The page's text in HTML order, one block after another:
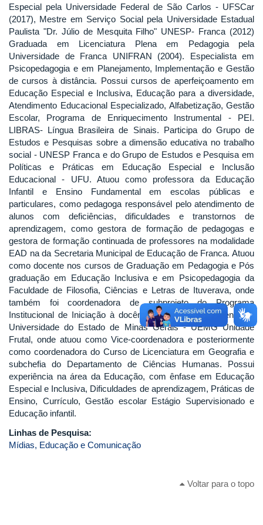
Especial pela Universidade Federal de São Carlos - UFSCar
(2017), Mestre em Serviço Social pela Universidade Estadual
Paulista "Dr. Júlio de Mesquita Filho" UNESP- Franca (2012)
Graduada em Licenciatura Plena em Pedagogia pela
Universidade de Franca UNIFRAN (2004). Especialista em
Psicopedagogia e em Planejamento, Implementação e Gestão
de cursos à distância. Possui cursos de aperfeiçoamento em
Educação Especial e Inclusiva, Educação para a diversidade,
Atendimento Educacional Especializado, Alfabetização, Gestão
Escolar, Programa de Enriquecimento Instrumental - PEI.
LIBRAS- Língua Brasileira de Sinais. Participa do Grupo de
Estudos e Pesquisas sobre a dimensão educativa no trabalho
social - UNESP Franca e do Grupo de Estudos e Pesquisa em
Políticas e Práticas em Educação Especial e Inclusão
Educacional - UFU. Atuou como professora da Educação
Infantil e Ensino Fundamental em escolas públicas e
particulares, como pedagoga responsável pelo atendimento de
alunos com deficiências, dificuldades e transtornos de
aprendizagem, como gestora de formação de pedagogas e
gestora de formação continuada de professores na modalidade
EAD na da Secretaria Municipal de Educação de Franca. Atuou
como docente nos cursos de Graduação em Pedagogia e Pós
graduação em Educação Inclusiva e em Psicopedagogia da
Faculdade de Filosofia, Ciências e Letras de Ituverava, onde
também foi coordenadora de subprojeto do Programa
Institucional de Iniciação à docência - PIBID. Foi docente na
Universidade do Estado de Minas Gerais - UEMG Unidade
Frutal, onde atuou como Vice-coordenadora e posteriormente
como coordenadora do Curso de Licenciatura em Geografia e
subchefia do Departamento de Ciências Humanas. Possui
experiência na área da Educação, com ênfase em Educação
Especial e Inclusiva, Dificuldades de aprendizagem, Práticas de
Ensino, Currículo, Gestão escolar Estágio Supervisionado e
Educação infantil.
Linhas de Pesquisa:
Mídias, Educação e Comunicação
Voltar para o topo